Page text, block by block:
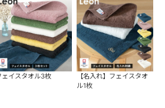
ェイスタオル3枚
【名入れ】フェイスタオ
ル1枚